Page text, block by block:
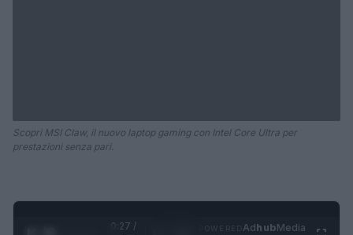
Scopri MSI Claw, il nuovo laptop gaming con Intel Core Ultra per
prestazioni senza pari.
0:28 /
AdhubMedia